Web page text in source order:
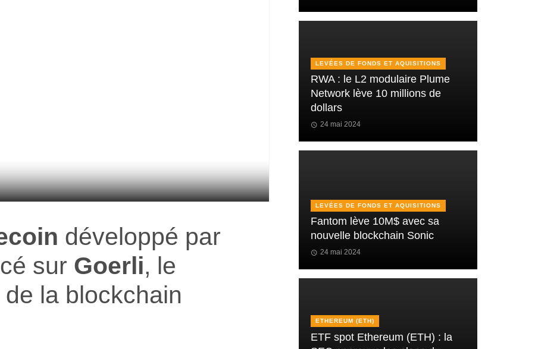
oin développé par
sur Goerli, le
de la blockchain
LEVÉES DE FONDS ET AQUISITIONS
RWA : le L2 modulaire Plume
Network lève 10 millions de
dollars
24 mai 2024
LEVÉES DE FONDS ET AQUISITIONS
Fantom lève 10M$ avec sa
nouvelle blockchain Sonic
24 mai 2024
ETHEREUM (ETH)
ETF spot Ethereum (ETH) : la